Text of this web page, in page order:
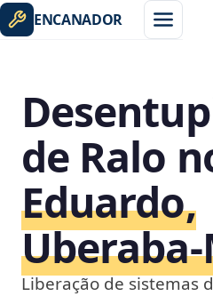
ENCANADOR
de Ralo
Eduardo,
Liberação de sistemas